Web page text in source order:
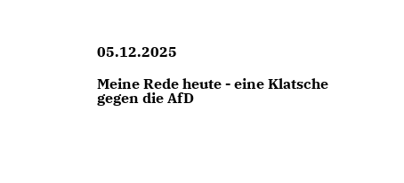
05.12.2025
Meine Rede heute - eine Klatsche
gegen die AfD